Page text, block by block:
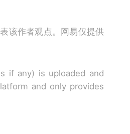
该作者观点。网易仅提供
if any) is uploaded and
and only provides